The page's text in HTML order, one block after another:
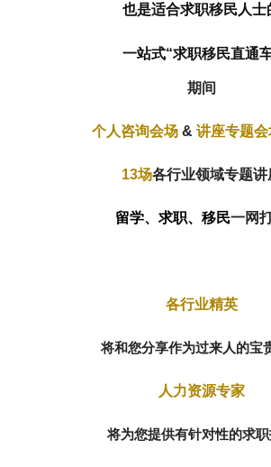
也是适合求职移民人士
一站式“求职移民直通
期间
个人咨询会场 & 讲座专题会
13场各行业领域专题讲
留学、求职、移民一网
各行业精英
将和您分享作为过来人的宝
人力资源专家
将为您提供有针对性的求